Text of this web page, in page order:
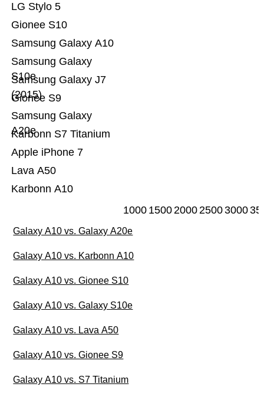
Karbonn A10
Lava A50
Apple iPhone 7
Karbonn S7 Titanium
Samsung Galaxy
A20e
Gionee S9
Samsung Galaxy J7
(2015)
Samsung Galaxy
S10e
Samsung Galaxy A10
Gionee S10
LG Stylo 5
1000 1500200025003000
Galaxy A10 vs. Galaxy A20e
Galaxy A10 vs. Karbonn A10
Galaxy A10 vs. Gionee S10
Galaxy A10 vs. Galaxy S10e
Galaxy A10 vs. Lava A50
Galaxy A10 vs. Gionee S9
Galaxy A10 vs. S7 Titanium